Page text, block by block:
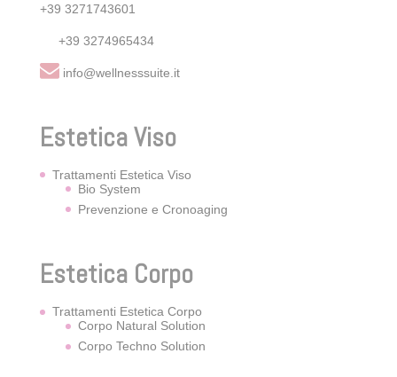
+39 3271743601
+39 3274965434
info@wellnesssuite.it
Estetica Viso
Trattamenti Estetica Viso
Bio System
Prevenzione e Cronoaging
Estetica Corpo
Trattamenti Estetica Corpo
Corpo Natural Solution
Corpo Techno Solution